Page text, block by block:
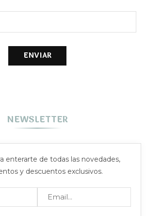
NEWSLETTER
enterarte de todas las novedades,
y descuentos exclusivos.